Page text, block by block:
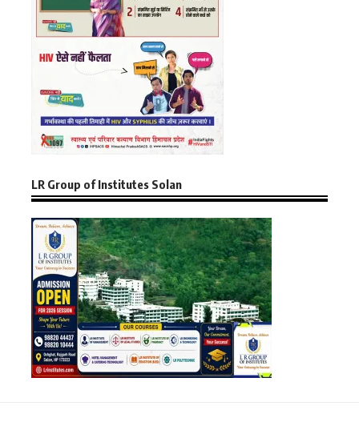
LR Group of Institutes Solan